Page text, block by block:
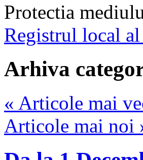
Protectia
Registrul local
Arhiva
« Articole mai
Articole mai noi